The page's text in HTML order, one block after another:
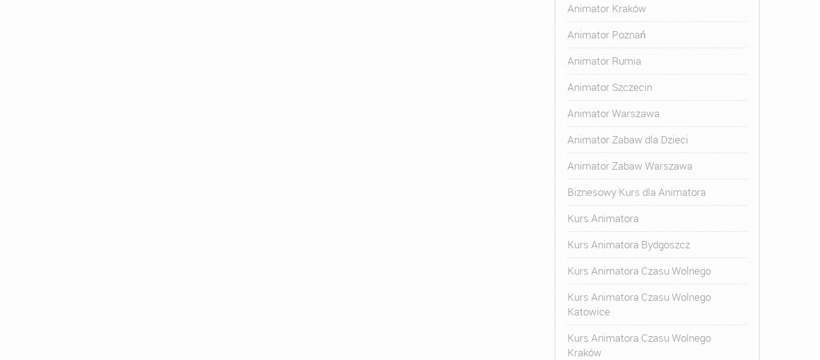
Animator Kraków
Animator Poznań
Animator Rumia
Animator Szczecin
Animator Warszawa
Animator Zabaw dla Dzieci
Animator Zabaw Warszawa
Biznesowy Kurs dla Animatora
Kurs Animatora
Kurs Animatora Bydgoszcz
Kurs Animatora Czasu Wolnego
Kurs Animatora Czasu Wolnego
Katowice
Kurs Animatora Czasu Wolnego
Kraków